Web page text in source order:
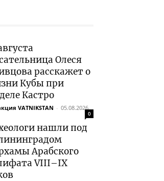
Олеся
расскажет о
Кубы при
Кастро
VATNIKSTAN - 05.08.2026
0
нашли под
Арабского
VIII–IX